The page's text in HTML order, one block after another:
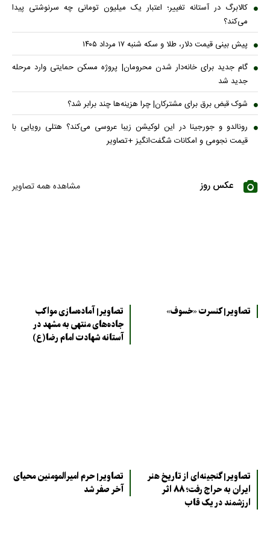
کالابرگ در آستانه تغییر؛ اعتبار یک میلیون تومانی چه سرنوشتی پیدا
می‌کند؟
پیش بینی قیمت دلار، طلا و سکه شنبه ۱۷ مرداد ۱۴۰۵
گام جدید برای خانه‌دار شدن محرومان| پروژه مسکن حمایتی وارد مرحله
جدید شد
شوک قبض برق برای مشترکان| چرا هزینه‌ها چند برابر شد؟
رونالدو و جورجینا در این لوکیشن زیبا عروسی می‌کند؟ هتلی رویایی با
قیمت نجومی و امکانات شگفت‌انگیز +تصاویر
عکس روز مشاهده همه تصاویر
تصاویر| کنسرت «خسوف»
تصاویر| آماده‌سازی مواکب
جاده‌های منتهی به مشهد در
آستانه شهادت امام رضا(ع)
تصاویر| گنجینه‌ای از تاریخ هنر
ایران به حراج رفت؛ ۸۸ اثر
ارزشمند در یک قاب
تصاویر| حرم امیرالمومنین محیای
آخر صفر شد